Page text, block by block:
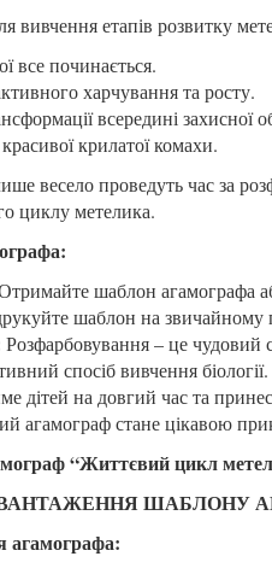
вивчення етапів розвитку
все починається.
харчування та росту.
всередині захисної
крилатої комахи.
весело проведуть час за
циклу метелика.
шаблон агамографа
шаблон на звичайному
Розфарбовування – це чудовий
спосіб вивчення біології.
дітей на довгий час та
агамограф стане цікавою
“Життєвий цикл
ШАБЛОНУ
агамографа: